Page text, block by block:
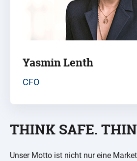
Yasmin Lenth
CFO
THINK SAFE.
Unser Motto ist nicht nur eine